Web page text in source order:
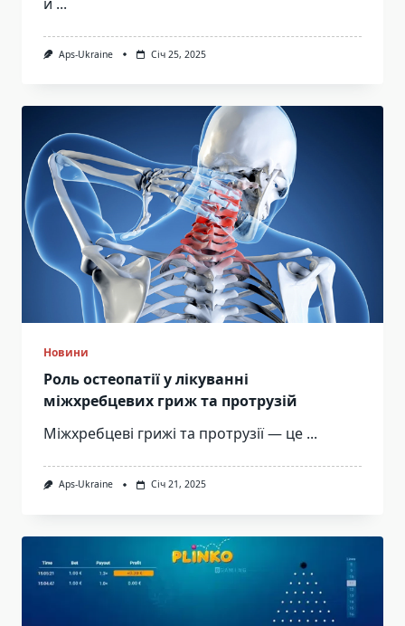
Aps-Ukraine Січ 25, 2025
Новини
Роль остеопатії у лікуванні
міжхребцевих гриж та протрузій
Міжхребцеві грижі та протрузії — це ...
Aps-Ukraine Січ 21, 2025